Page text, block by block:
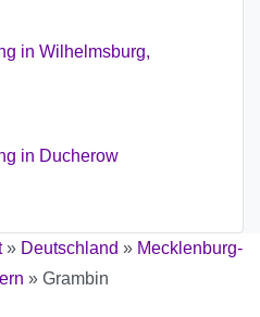
in Wilhelmsburg,
in Ducherow
» Deutschland » Mecklenburg-
» Grambin